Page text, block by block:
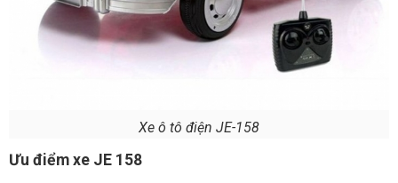
Xe ô tô điện JE-158
Ưu điểm xe JE 158